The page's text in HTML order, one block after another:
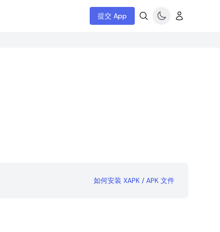
提交 App
如何安装 XAPK / APK 文件